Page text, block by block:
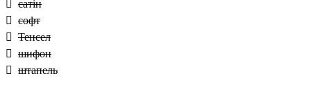
сатін
софт
Тенсел
шифон
штапель